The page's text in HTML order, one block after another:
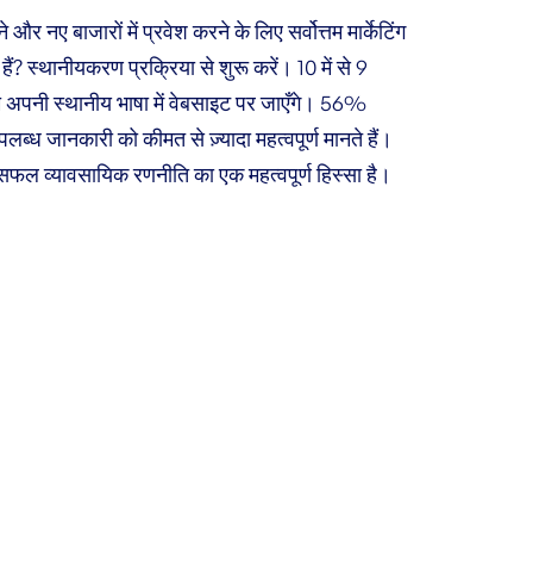
नए बाजारों में प्रवेश करने के लिए सर्वोत्तम मार्केटिंग
हैं? स्थानीयकरण प्रक्रिया से शुरू करें। 10 में से 9
अपनी स्थानीय भाषा में वेबसाइट पर जाएँगे। 56%
जानकारी को कीमत से ज़्यादा महत्वपूर्ण मानते हैं।
व्यावसायिक रणनीति का एक महत्वपूर्ण हिस्सा है।